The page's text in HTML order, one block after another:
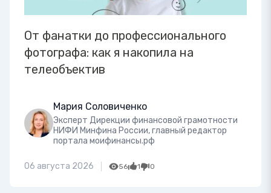
От фанатки до профессионального
фотографа: как я накопила на
телеобъектив
Мария Соловиченко
Эксперт Дирекции финансовой грамотности
НИФИ Минфина России, главный редактор
портала моифинансы.рф
06 августа 2026 56 1 0